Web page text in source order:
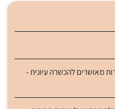
מאושרים להכשרה עיונית -